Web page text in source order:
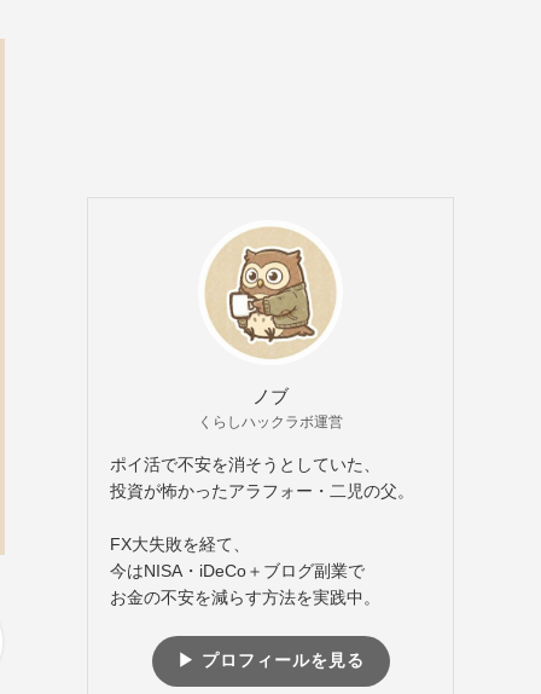
ノブ
くらしハックラボ運営
ポイ活で不安を消そうとしていた、
投資が怖かったアラフォー・二児の父。
FX大失敗を経て、
今はNISA・iDeCo＋ブログ副業で
お金の不安を減らす方法を実践中。
▶︎ プロフィールを見る